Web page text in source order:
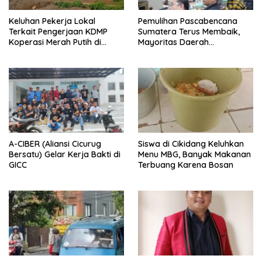
Keluhan Pekerja Lokal
Terkait Pengerjaan KDMP
Koperasi Merah Putih di
Pemulihan Pascabencana
Sumatera Terus Membaik,
Mayoritas Daerah
A-CIBER (Aliansi Cicurug
Bersatu) Gelar Kerja Bakti di
GICC
Siswa di Cikidang Keluhkan
Menu MBG, Banyak Makanan
Terbuang Karena Bosan